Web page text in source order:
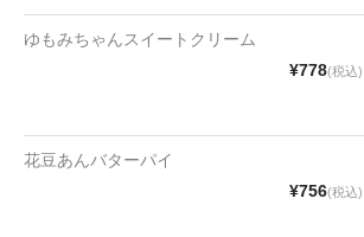
文具・雑貨
タオルほか
ゆもみちゃんスイートクリーム
¥778(税込)
花豆あんバターパイ
¥756(税込)